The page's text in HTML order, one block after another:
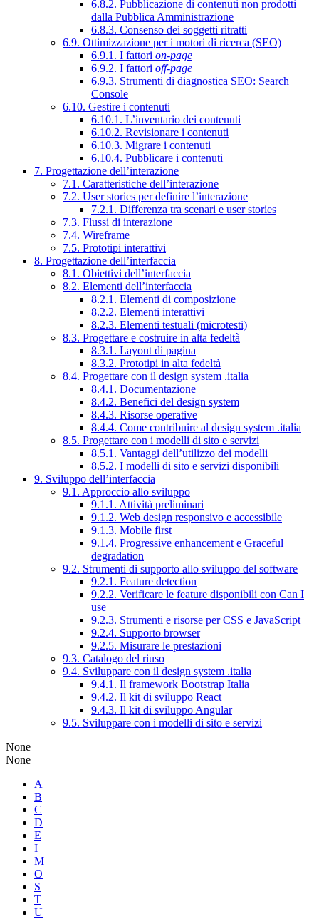
6.8.2. Pubblicazione di contenuti non prodotti
dalla Pubblica Amministrazione
6.8.3. Consenso dei soggetti ritratti
6.9. Ottimizzazione per i motori di ricerca (SEO)
6.9.1. I fattori on-page
6.9.2. I fattori off-page
6.9.3. Strumenti di diagnostica SEO: Search
Console
6.10. Gestire i contenuti
6.10.1. L’inventario dei contenuti
6.10.2. Revisionare i contenuti
6.10.3. Migrare i contenuti
6.10.4. Pubblicare i contenuti
7. Progettazione dell’interazione
7.1. Caratteristiche dell’interazione
7.2. User stories per definire l’interazione
7.2.1. Differenza tra scenari e user stories
7.3. Flussi di interazione
7.4. Wireframe
7.5. Prototipi interattivi
8. Progettazione dell’interfaccia
8.1. Obiettivi dell’interfaccia
8.2. Elementi dell’interfaccia
8.2.1. Elementi di composizione
8.2.2. Elementi interattivi
8.2.3. Elementi testuali (microtesti)
8.3. Progettare e costruire in alta fedeltà
8.3.1. Layout di pagina
8.3.2. Prototipi in alta fedeltà
8.4. Progettare con il design system .italia
8.4.1. Documentazione
8.4.2. Benefici del design system
8.4.3. Risorse operative
8.4.4. Come contribuire al design system .italia
8.5. Progettare con i modelli di sito e servizi
8.5.1. Vantaggi dell’utilizzo dei modelli
8.5.2. I modelli di sito e servizi disponibili
9. Sviluppo dell’interfaccia
9.1. Approccio allo sviluppo
9.1.1. Attività preliminari
9.1.2. Web design responsivo e accessibile
9.1.3. Mobile first
9.1.4. Progressive enhancement e Graceful
degradation
9.2. Strumenti di supporto allo sviluppo del software
9.2.1. Feature detection
9.2.2. Verificare le feature disponibili con Can I
use
9.2.3. Strumenti e risorse per CSS e JavaScript
9.2.4. Supporto browser
9.2.5. Misurare le prestazioni
9.3. Catalogo del riuso
9.4. Sviluppare con il design system .italia
9.4.1. Il framework Bootstrap Italia
9.4.2. Il kit di sviluppo React
9.4.3. Il kit di sviluppo Angular
9.5. Sviluppare con i modelli di sito e servizi
None
None
A
B
C
D
E
I
M
O
S
T
U